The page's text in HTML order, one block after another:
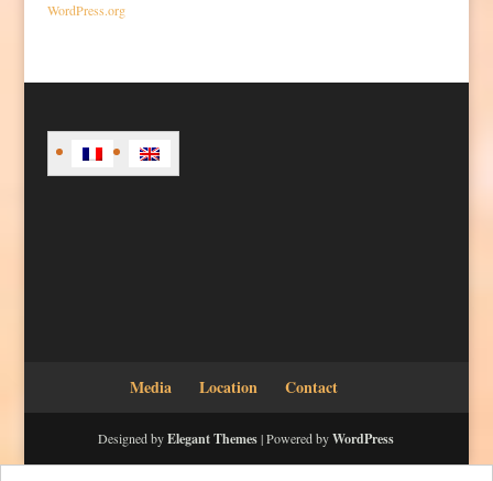
WordPress.org
Media Location Contact
Designed byElegant Themes| Powered byWordPress